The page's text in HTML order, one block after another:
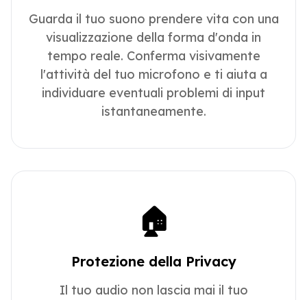
Guarda il tuo suono prendere vita con una
visualizzazione della forma d'onda in
tempo reale. Conferma visivamente
l'attività del tuo microfono e ti aiuta a
individuare eventuali problemi di input
istantaneamente.
🏠
Protezione della Privacy
Il tuo audio non lascia mai il tuo